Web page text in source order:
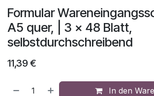
Formular
A5 quer, | 3 x 48 Blatt,
selbstdurchschreibend
11,39€
In den